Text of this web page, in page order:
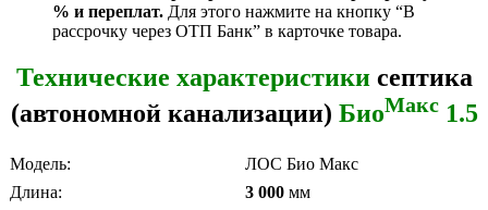
% и переплат. Для этого нажмите на кнопку “В
рассрочку через ОТП Банк” в карточке товара.
Технические характеристикисептика
(автономной канализации) БиоМакс1.5
Модель:
ЛОС Био Макс
Длина:
3 000 мм